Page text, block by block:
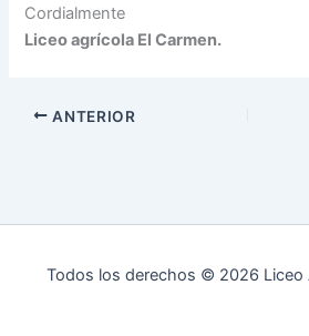
Cordialmente
Liceo agrícola El Carmen.
ANTERIOR
Todos los derechos © 2026 Liceo